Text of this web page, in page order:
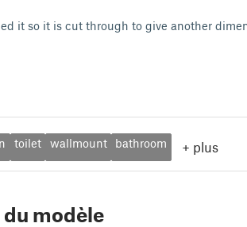
it so it is cut through to give another
toilet wallmount bathroom + plus
modèle